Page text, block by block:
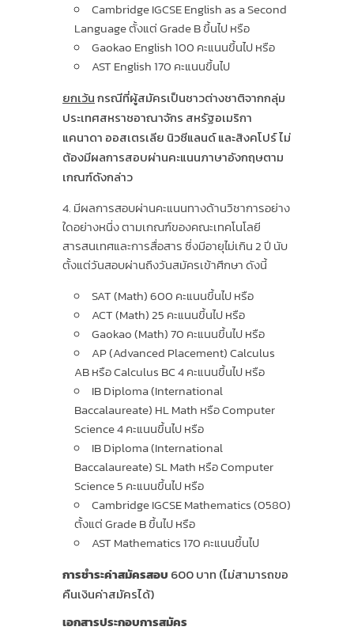
Cambridge IGCSE English as a Second
Language ตั้งแต่ Grade B ขึ้นไป หรือ
Gaokao English 100 คะแนนขึ้นไป หรือ
AST English 170 คะแนนขึ้นไป
ยกเว้นกรณีที่ผู้สมัครเป็นชาวต่างชาติจากกลุ่ม
ประเทศสหราชอาณาจักร สหรัฐอเมริกา
แคนาดา ออสเตรเลีย นิวซีแลนด์ และสิงคโปร์ ไม่
ต้องมีผลการสอบผ่านคะแนนภาษาอังกฤษตาม
เกณฑ์ดังกล่าว
มีผลการสอบผ่านคะแนนทางด้านวิชาการอย่าง
ใดอย่างหนึ่ง ตามเกณฑ์ของคณะเทคโนโลยี
สารสนเทศและการสื่อสาร ซึ่งมีอายุไม่เกิน 2 ปี นับ
ตั้งแต่วันสอบผ่านถึงวันสมัครเข้าศึกษา ดังนี้
SAT (Math) 600 คะแนนขึ้นไป หรือ
ACT (Math) 25 คะแนนขึ้นไป หรือ
Gaokao (Math) 70 คะแนนขึ้นไป หรือ
AP (Advanced Placement) Calculus
AB หรือ Calculus BC 4 คะแนนขึ้นไป หรือ
IB Diploma (International
Baccalaureate) HL Math หรือ Computer
Science 4 คะแนนขึ้นไป หรือ
IB Diploma (International
Baccalaureate) SL Math หรือ Computer
Science 5 คะแนนขึ้นไป หรือ
Cambridge IGCSE Mathematics (0580)
ตั้งแต่ Grade B ขึ้นไป หรือ
AST Mathematics 170 คะแนนขึ้นไป
การชำระค่าสมัครสอบ 600 บาท (ไม่สามารถขอ
คืนเงินค่าสมัครได้)
เอกสารประกอบการสมัคร